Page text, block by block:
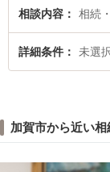
相談内容 相続
詳細条件 未選
加賀市から近い